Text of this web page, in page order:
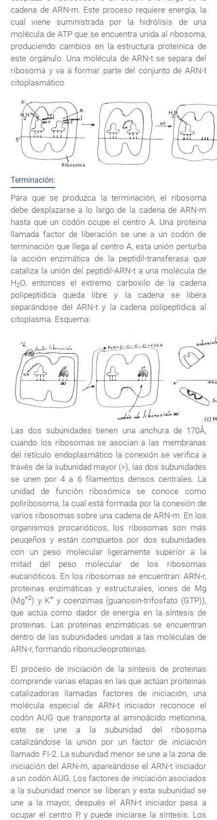
cadena de ARN-m. Este proceso requiere energía, la
cual viene suministrada por la hidrólisis de una
molécula de ATP que se encuentra unida al ribosoma,
produciendo cambios en la estructura proteínica de
este orgánulo. Una molécula de ARN-t se separa del
ribosoma y va a formar parte del conjunto de ARN-t
citoplasmático.
Terminación:
Para que se produzca la terminación, el ribosoma
debe desplazarse a lo largo de la cadena de ARN-m
hasta que un codón ocupe el centro A. Una proteina
llamada factor de liberación se une a un codón de
terminación que llega al centro A, esta unión perturba
la acción enzimática de la peptidil-transferasa que
cataliza la unión del peptidil-ARN-t a una molécula de
H2O, entonces el extremo carboxilo de la cadena
polipeptídica queda libre y la cadena se libera
separándose del ARN-t y la cadena polipeptídica al
citoplasma. Esquema:
Las dos subunidades tienen una anchura de 170Å,
cuando los ribosomas se asocian a las membranas
del retículo endoplasmático la conexión se verifica a
través de la subunidad mayor (>), las dos subunidades
se unen por 4 a 6 filamentos densos centrales. La
unidad de función ribosómica se conoce como
poliribosoma, la cual está formada por la conexión de
varios ribosomas sobre una cadena de ARN-m. En los
organismos procarióticos, los ribosomas son más
peuqeños y están compuetos por dos subunidades
con un peso molecular ligeramente superior a la
mitad del peso molecular de los ribosomas
eucarióticos. En los ribosomas se encuentran: ARN-r,
proteinas enzimáticas y estructurales, iones de Mg
(Mg+2) y K+ y coenzimas (guanosin-trifosfato (GTP)),
que actúa como dador de energía en la síntesis de
proteinas. Las proteinas enzimáticas se encuentran
dentro de las subunidades unidas a las moléculas de
ARN-r, formando ribonucleoproteinas.
El proceso de iniciación de la síntesis de proteinas
comprende varias etapas en las que actúan proiteinas
catalizadoras llamadas factores de iniciación, una
molécula especial de ARN-t iniciador reconoce el
codón AUG que transporta al aminoácido metionina,
este se une a la subunidad del ribosoma
catalizándose la unión por un factor de iniciación
llamado FI-2. La subunidad menor se une a la zona de
iniciación del ARN-m, apareándose el ARN-t iniciador
a un codón AUG. Los factores de iniciación asociados
a la subunidad menor se liberan y esta subunidad se
une a la mayor, después el ARN-t iniciador pasa a
ocupar el centro P, y puede iniciarse la síntesis. Los